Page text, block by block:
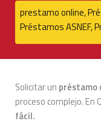
prestamo online,
Préstamos ASNEF,
Solicitar un préstamo
proceso complejo. En
fácil.